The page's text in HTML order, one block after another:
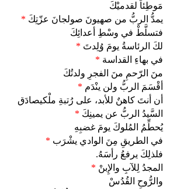
مَوطِئاً لقدميْكَ
يمدُّ الربُّ من صهيونَ صولجانَ عزّتِكَ *
فتسلَّطْ في وسْطِ أعدائِكَ
لكَ الرئاسةُ يومَ وُلِدتَ *
في بهاءِ القداسة *
منَ الرّحمِ منَ الفجرِ ولدتُكَ
أقْسَمَ الربُّ ولن ينْدَم *
أن أنتَ كاهنٌ للأبد، على رُتبةِ ملْكيصادَق
السَّيدُ الربُّ عن يمينِكَ *
يُحطِّمُ المُلوكَ يومَ غضبِهِ
في الطريقِ مِنَ الوادي يشْرَب *
فلذلِكَ يرفعُ رأسَهُ.
المجدُ لِلآبِ والإِبنْ *
والرُّوحِ القُدُسْ